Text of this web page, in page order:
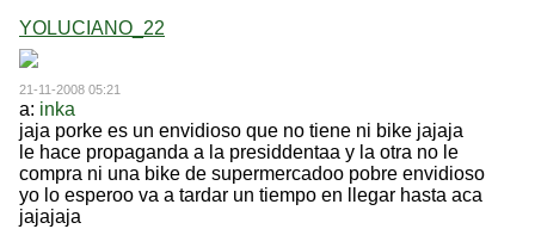
YOLUCIANO_22
21-11-2008 05:21
a: inka
jaja porke es un envidioso que no tiene ni bike jajaja
le hace propaganda a la presiddentaa y la otra no le
compra ni una bike de supermercadoo pobre envidioso
yo lo esperoo va a tardar un tiempo en llegar hasta aca
jajajaja